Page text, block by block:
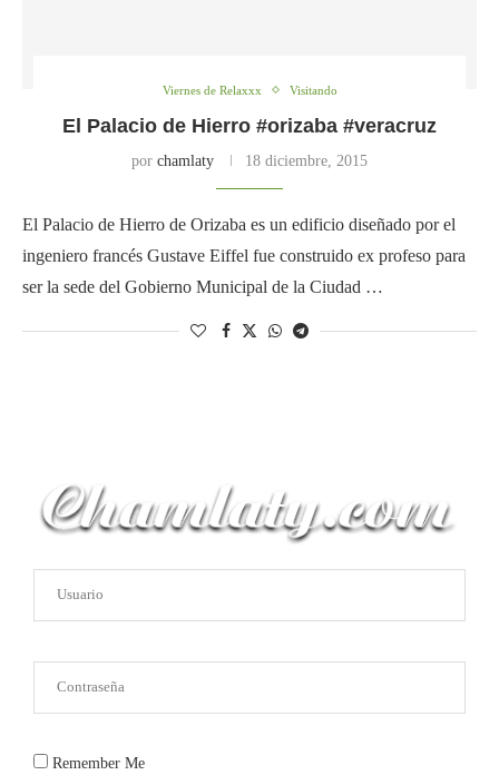
Viernes de Relaxxx Visitando
El Palacio de Hierro #orizaba #veracruz
por chamlaty 18 diciembre, 2015
El Palacio de Hierro de Orizaba es un edificio diseñado por el
ingeniero francés Gustave Eiffel fue construido ex profeso para
ser la sede del Gobierno Municipal de la Ciudad …
Remember Me